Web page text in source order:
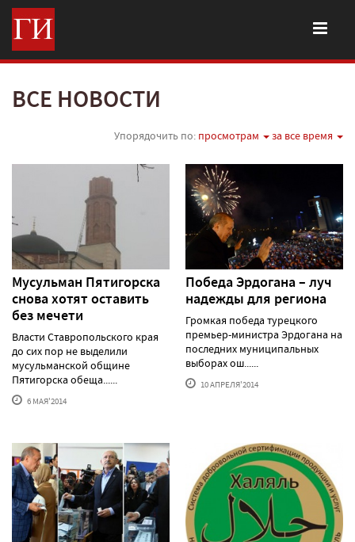
ВСЕ НОВОСТИ
Упорядочить по: просмотрам за все время
Мусульман Пятигорска
снова хотят оставить
без мечети
Власти Ставропольского края
до сих пор не выделили
мусульманской общине
Пятигорска обеща......
6 МАЯ'2014
Победа Эрдогана – луч
надежды для региона
Громкая победа турецкого
премьер-министра Эрдогана на
последних муниципальных
выборах ош......
10 АПРЕЛЯ'2014